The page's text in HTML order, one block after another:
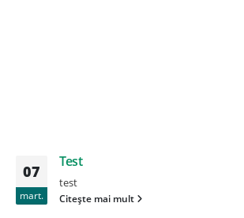
07
mart.
Test
test
Citește mai mult